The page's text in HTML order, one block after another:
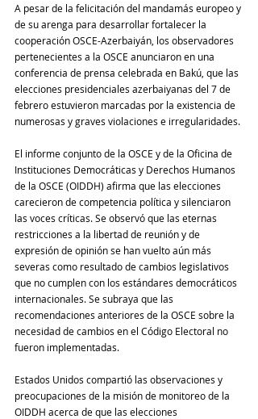
A pesar de la felicitación del mandamás europeo y
de su arenga para desarrollar fortalecer la
cooperación OSCE-Azerbaiyán, los observadores
pertenecientes a la OSCE anunciaron en una
conferencia de prensa celebrada en Bakú, que las
elecciones presidenciales azerbaiyanas del 7 de
febrero estuvieron marcadas por la existencia de
numerosas y graves violaciones e irregularidades.
El informe conjunto de la OSCE y de la Oficina de
Instituciones Democráticas y Derechos Humanos
de la OSCE (OIDDH) afirma que las elecciones
carecieron de competencia política y silenciaron
las voces críticas. Se observó que las eternas
restricciones a la libertad de reunión y de
expresión de opinión se han vuelto aún más
severas como resultado de cambios legislativos
que no cumplen con los estándares democráticos
internacionales. Se subraya que las
recomendaciones anteriores de la OSCE sobre la
necesidad de cambios en el Código Electoral no
fueron implementadas.
Estados Unidos compartió las observaciones y
preocupaciones de la misión de monitoreo de la
OIDDH acerca de que las elecciones